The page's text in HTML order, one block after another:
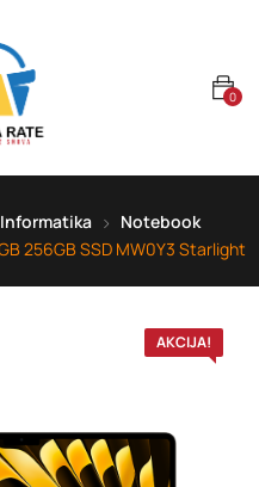
0
Informatika
Notebook
256GB SSD MW0Y3 Starlight
AKCIJA!